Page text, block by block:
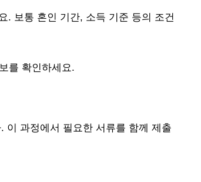
. 보통 혼인 기간, 소득 기준 등의 조건
를 확인하세요.
이 과정에서 필요한 서류를 함께 제출